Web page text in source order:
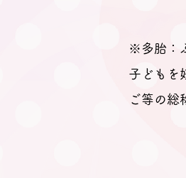
※多胎：
子どもを
ご等の総